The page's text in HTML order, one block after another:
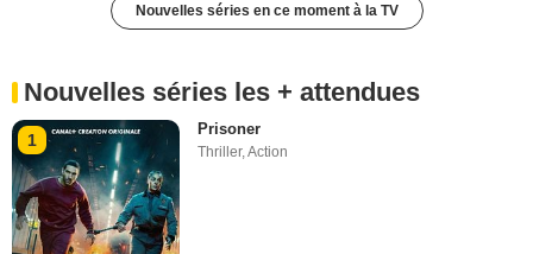
Nouvelles séries en ce moment à la TV
Nouvelles séries les + attendues
1
Prisoner
Thriller,Action